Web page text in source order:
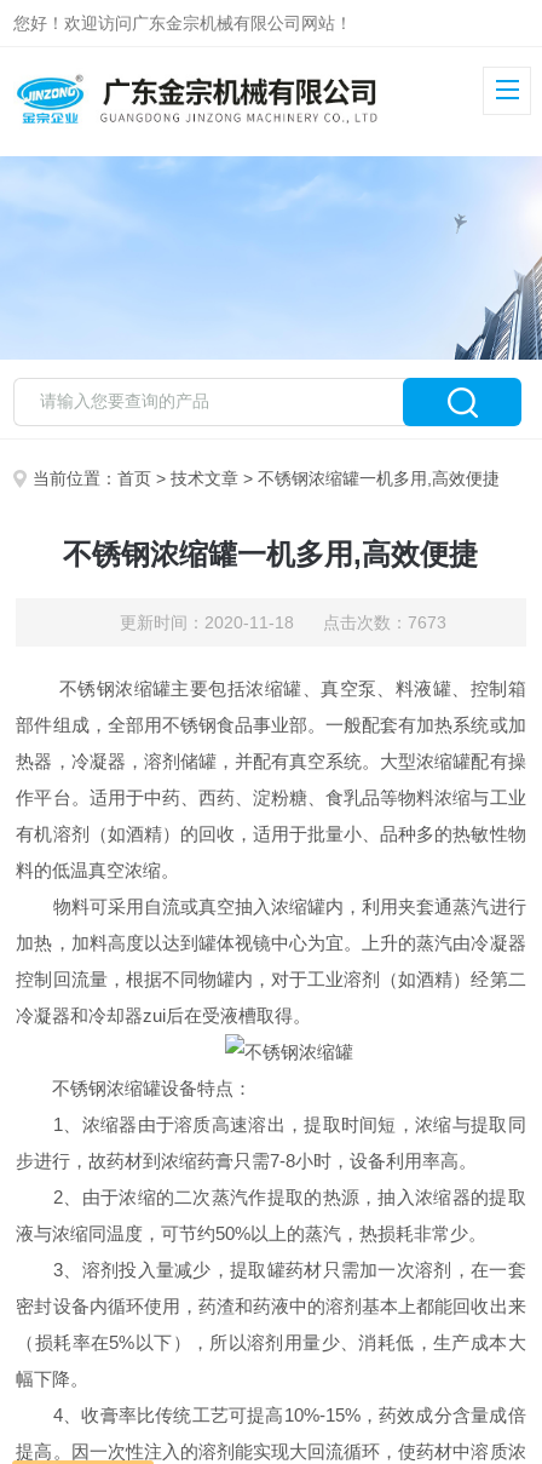
您好！欢迎访问广东金宗机械有限公司网站！
当前位置：首页 >技术文章 > 不锈钢浓缩罐一机多用,高效便捷
不锈钢浓缩罐一机多用,高效便捷
更新时间：2020-11-18 点击次数：7673
不锈钢浓缩罐主要包括浓缩罐、真空泵、料液罐、控制箱
部件组成，全部用不锈钢食品事业部。一般配套有加热系统或加
热器，冷凝器，溶剂储罐，并配有真空系统。大型浓缩罐配有操
作平台。适用于中药、西药、淀粉糖、食乳品等物料浓缩与工业
有机溶剂（如酒精）的回收，适用于批量小、品种多的热敏性物
料的低温真空浓缩。
物料可采用自流或真空抽入浓缩罐内，利用夹套通蒸汽进行
加热，加料高度以达到罐体视镜中心为宜。上升的蒸汽由冷凝器
控制回流量，根据不同物罐内，对于工业溶剂（如酒精）经第二
冷凝器和冷却器zui后在受液槽取得。
不锈钢浓缩罐设备特点：
1、浓缩器由于溶质高速溶出，提取时间短，浓缩与提取同
步进行，故药材到浓缩药膏只需7-8小时，设备利用率高。
2、由于浓缩的二次蒸汽作提取的热源，抽入浓缩器的提取
液与浓缩同温度，可节约50%以上的蒸汽，热损耗非常少。
3、溶剂投入量减少，提取罐药材只需加一次溶剂，在一套
密封设备内循环使用，药渣和药液中的溶剂基本上都能回收出来
（损耗率在5%以下），所以溶剂用量少、消耗低，生产成本大
幅下降。
4、收膏率比传统工艺可提高10%-15%，药效成分含量成倍
提高。因一次性注入的溶剂能实现大回流循环，使药材中溶质浓